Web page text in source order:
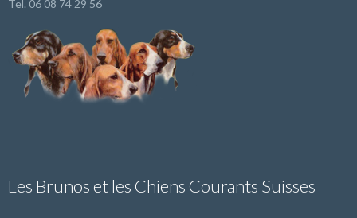
Tel. 06 08 74 29 56
Les Brunos et les Chiens Courants Suisses